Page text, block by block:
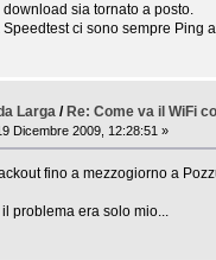
sia tornato a posto.
Speedtest ci sono sempre
Larga /Re: Come va il WiFi
Dicembre 2009, 12:28:51 »
fino a mezzogiorno a
problema era solo mio...